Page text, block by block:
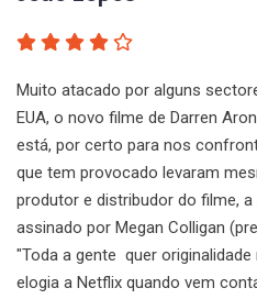
Muito atacado por alguns
EUA, o novo filme de Darren
está, por certo para nos
que tem provocado levaram
produtor e distribudor do filme,
assinado por Megan Colligan
"Toda a gente quer
elogia a Netflix quando vem